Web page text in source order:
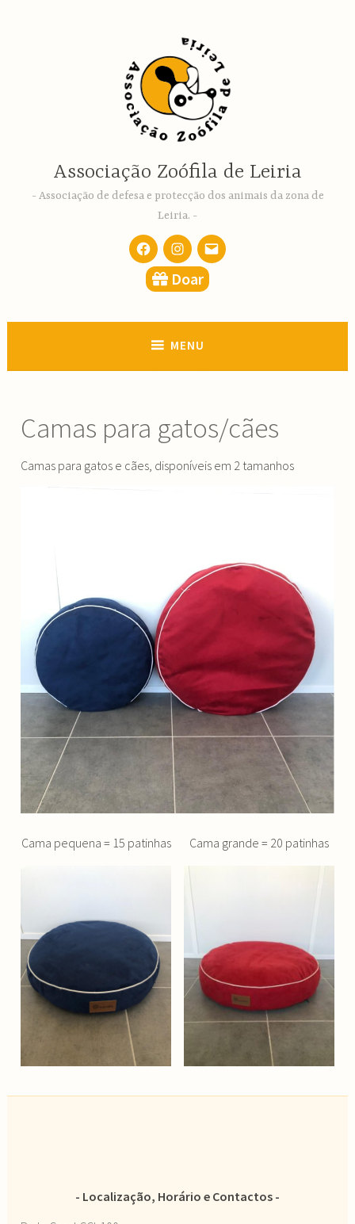
Associação Zoófila de Leiria
Associação de defesa e protecção dos animais da zona de
Leiria.
FacebookInstagram
email
Doar
MENU
Camas para gatos/cães
Camas para gatos e cães, disponíveis em 2 tamanhos
Cama pequena = 15 patinhas Cama grande = 20 patinhas
Localização, Horário e Contactos